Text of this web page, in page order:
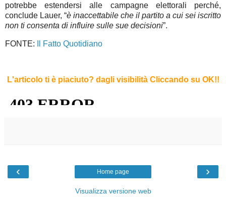
potrebbe estendersi alle campagne elettorali perché,
conclude Lauer, “è inaccettabile che il partito a cui sei iscritto
non ti consenta di influire sulle sue decisioni”.
FONTE: Il Fatto Quotidiano
L'articolo ti è piaciuto? dagli visibilità Cliccando su OK!!
‹ ›
Home page
Visualizza versione web